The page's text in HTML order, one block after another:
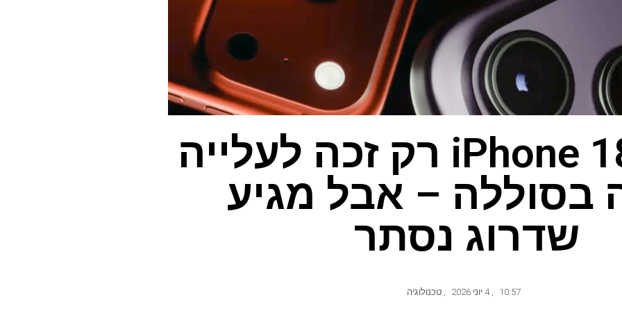
ה-iPhone 18 Pro רק זכה לעלייה
בסוללה – אבל מגיע
שדרוג נסתר
10:57
, 4 יוני 2026 , טכנולוגיה